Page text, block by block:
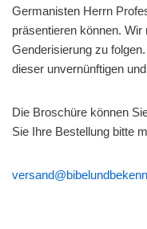
Germanisten Herrn
präsentieren können.
Genderisierung zu
dieser unvernünftigen
Die Broschüre können
Sie Ihre Bestellung bitte